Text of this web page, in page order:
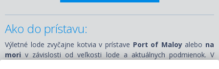
Ako do prístavu:
Výletné lode zvyčajne kotvia v prístave Port of Maloyalebo na
mori v závislosti od veľkosti lode a aktuálnych podmienok. V